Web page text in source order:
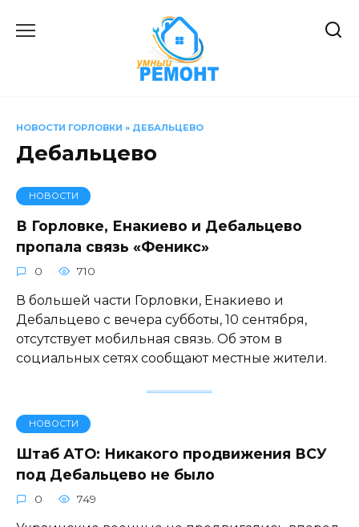
НОВОСТИ ГОРЛОВКИ » ДЕБАЛЬЦЕВО
Дебальцево
НОВОСТИ
В Горловке, Енакиево и Дебальцево
пропала связь «Феникс»
0 710
В большей части Горловки, Енакиево и
Дебальцево с вечера субботы, 10 сентября,
отсутствует мобильная связь. Об этом в
социальных сетях сообщают местные жители.
НОВОСТИ
Штаб АТО: Никакого продвижения ВСУ
под Дебальцево не было
0 749